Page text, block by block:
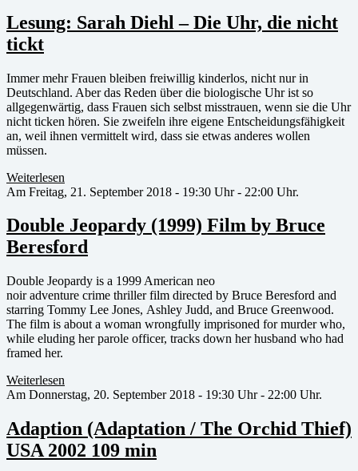
Lesung: Sarah Diehl – Die Uhr, die nicht
tickt
Immer mehr Frauen bleiben freiwillig kinderlos, nicht nur in
Deutschland. Aber das Reden über die biologische Uhr ist so
allgegenwärtig, dass Frauen sich selbst misstrauen, wenn sie die Uhr
nicht ticken hören. Sie zweifeln ihre eigene Entscheidungsfähigkeit
an, weil ihnen vermittelt wird, dass sie etwas anderes wollen
müssen.
Weiterlesen
Am Freitag, 21. September 2018 - 19:30 Uhr - 22:00 Uhr.
Double Jeopardy (1999) Film by Bruce
Beresford
Double Jeopardy is a 1999 American neo
noir adventure crime thriller film directed by Bruce Beresford and
starring Tommy Lee Jones, Ashley Judd, and Bruce Greenwood.
The film is about a woman wrongfully imprisoned for murder who,
while eluding her parole officer, tracks down her husband who had
framed her.
Weiterlesen
Am Donnerstag, 20. September 2018 - 19:30 Uhr - 22:00 Uhr.
Adaption (Adaptation / The Orchid Thief)
USA 2002 109 min